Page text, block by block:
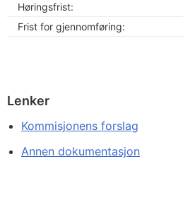
Høringsfrist:
Frist for gjennomføring:
Lenker
Kommisjonens forslag
Annen dokumentasjon